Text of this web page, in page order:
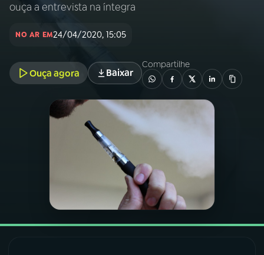
PROGRAMAS
VIDEOCASTS
ouça a entrevista na íntegra
NO AR EM24/04/2020, 15:05
Ouça agora Baixar
Compartilhe